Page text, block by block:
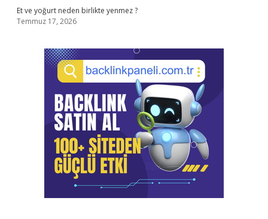
Et ve yoğurt neden birlikte yenmez ?
Temmuz 17, 2026